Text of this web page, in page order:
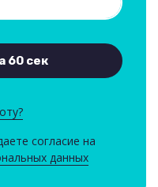
согласие на
данных